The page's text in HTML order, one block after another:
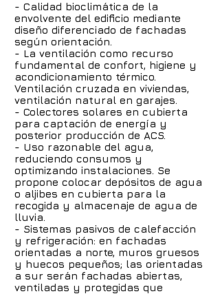
- Calidad bioclimática de la
envolvente del edificio mediante
diseño diferenciado de fachadas
según orientación.
- La ventilación como recurso
fundamental de confort, higiene y
acondicionamiento térmico.
Ventilación cruzada en viviendas,
ventilación natural en garajes.
- Colectores solares en cubierta
para captación de energía y
posterior producción de ACS.
- Uso razonable del agua,
reduciendo consumos y
optimizando instalaciones. Se
propone colocar depósitos de agua
o aljibes en cubierta para la
recogida y almacenaje de agua de
lluvia.
- Sistemas pasivos de calefacción
y refrigeración: en fachadas
orientadas a norte, muros gruesos
y huecos pequeños; las orientadas
a sur serán fachadas abiertas,
ventiladas y protegidas que